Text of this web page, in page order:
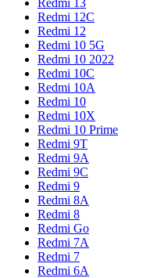
Redmi 13
Redmi 12C
Redmi 12
Redmi 10 5G
Redmi 10 2022
Redmi 10C
Redmi 10A
Redmi 10
Redmi 10X
Redmi 10 Prime
Redmi 9T
Redmi 9A
Redmi 9C
Redmi 9
Redmi 8A
Redmi 8
Redmi Go
Redmi 7A
Redmi 7
Redmi 6A